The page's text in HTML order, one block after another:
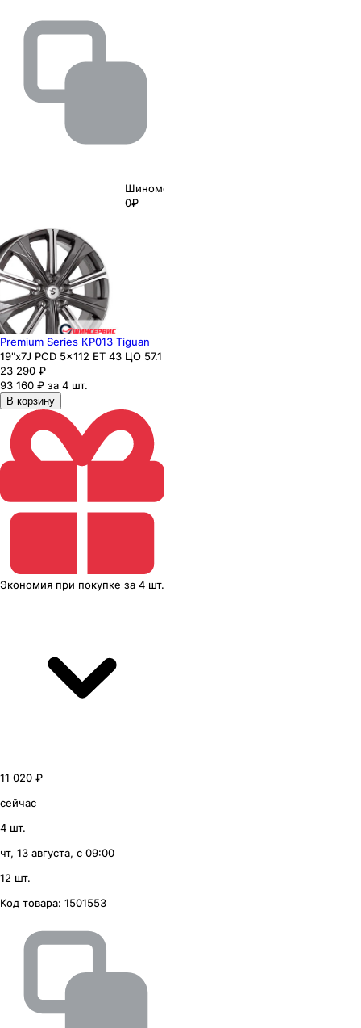
Шиномонтаж
0₽
Premium Series КР013 Tiguan
19"x7J PCD 5x112 ЕТ 43 ЦО 57.1
23 290 ₽
93 160 ₽ за 4 шт.
В корзину
Экономия при покупке за 4 шт.
11 020 ₽
сейчас
4 шт.
чт, 13 августа, с 09:00
12 шт.
Код товара: 1501553